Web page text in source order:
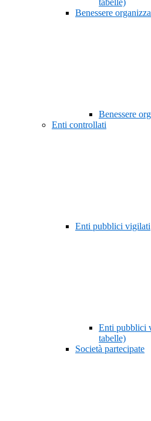
tabelle)
Benessere
Benessere
Enti controllati
Enti pubblici vigilati
Enti pubblici
tabelle)
Società partecipate